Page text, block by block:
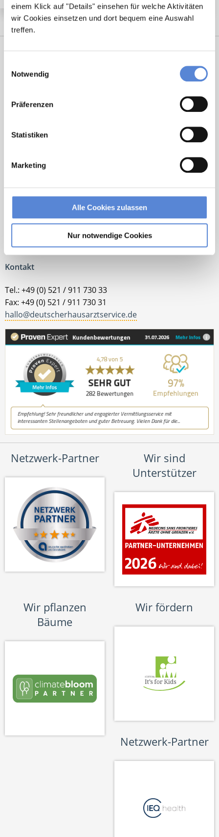
einem Klick auf "Details" einsehen für welche Aktivitäten
wir Cookies einsetzen und dort bequem eine Auswahl
treffen.
Notwendig
Präferenzen
Statistiken
Marketing
Alle Cookies zulassen
Nur notwendige Cookies
Tanja Bellon
Sie möchten sich beruflich neu orientieren? Ich
unterstütze Sie bei der Suche nach einer Stelle, die
wirklich zu Ihnen passt. Bei Fragen zum
Bewerbungsprozess bin ich gerne für Sie da!
Jetzt zur kostenlosen Stellenanfrage
Kontakt
Tel.: +49 (0) 521 / 911 730 33
Fax: +49 (0) 521 / 911 730 31
hallo@deutscherhausarztservice.de
Netzwerk-Partner
Wir sind
Unterstützer
Wir pflanzen
Bäume
Wir fördern
Netzwerk-Partner